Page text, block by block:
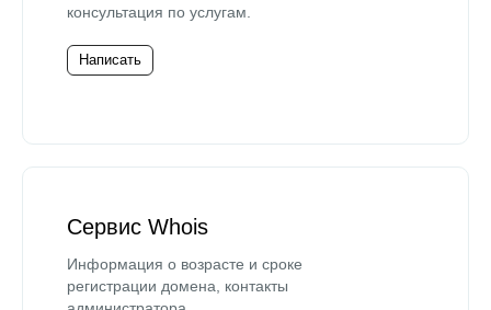
консультация по услугам.
Написать
Сервис Whois
Информация о возрасте и сроке
регистрации домена, контакты